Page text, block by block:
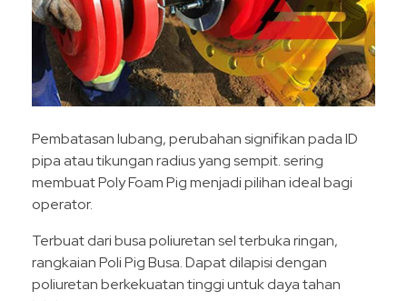
Pembatasan lubang, perubahan signifikan pada ID
pipa atau tikungan radius yang sempit. sering
membuat Poly Foam Pig menjadi pilihan ideal bagi
operator.
Terbuat dari busa poliuretan sel terbuka ringan,
rangkaian Poli Pig Busa. Dapat dilapisi dengan
poliuretan berkekuatan tinggi untuk daya tahan